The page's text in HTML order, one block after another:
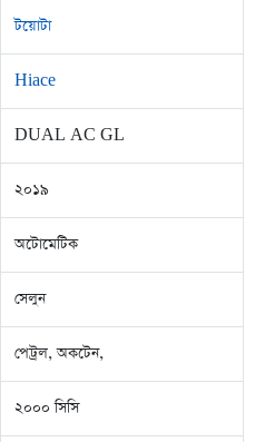
টয়োটা
Hiace
DUAL AC GL
২০১৯
অটোমেটিক
সেলুন
পেট্রল, অকটেন,
২০০০ সিসি